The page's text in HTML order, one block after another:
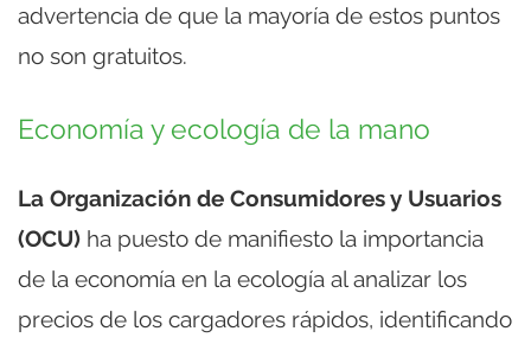
advertencia de que la mayoría de estos puntos
no son gratuitos.
Economía y ecología de la mano
La Organización de Consumidores y Usuarios
(OCU) ha puesto de manifiesto la importancia
de la economía en la ecología al analizar los
precios de los cargadores rápidos, identificando